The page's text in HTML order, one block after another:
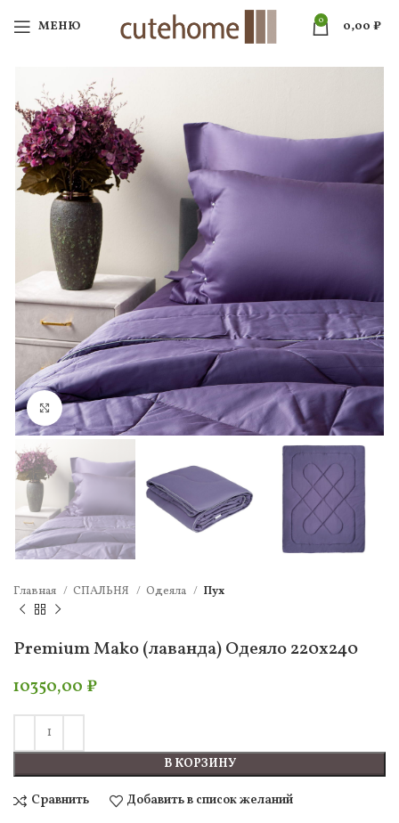
МЕНЮ 0 0,00 ₽
Нажмите, чтобы увеличить
Главная СПАЛЬНЯ Одеяла Пух
Premium Mako (лаванда) Одеяло 220х240
10350,00 ₽
В КОРЗИНУ
Сравнить Добавить в список желаний